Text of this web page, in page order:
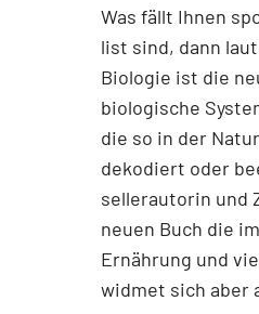
Was fällt Ihnen
list sind, dann
Biologie ist die
biologische
die so in der
dekodiert oder
sellerautorin und
neuen Buch die
Ernährung und
widmet sich aber